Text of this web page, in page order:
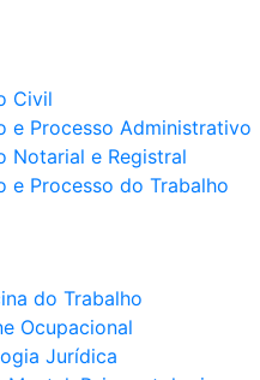
Civil
e Processo Administrativo
Notarial e Registral
e Processo do Trabalho
do Trabalho
Ocupacional
Jurídica